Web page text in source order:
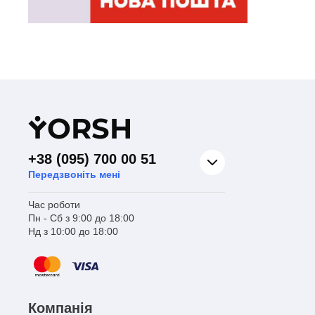
YORSH
+38 (095) 700 00 51
Передзвоніть мені
Час роботи
Пн - Сб з 9:00 до 18:00
Нд з 10:00 до 18:00
Компанія